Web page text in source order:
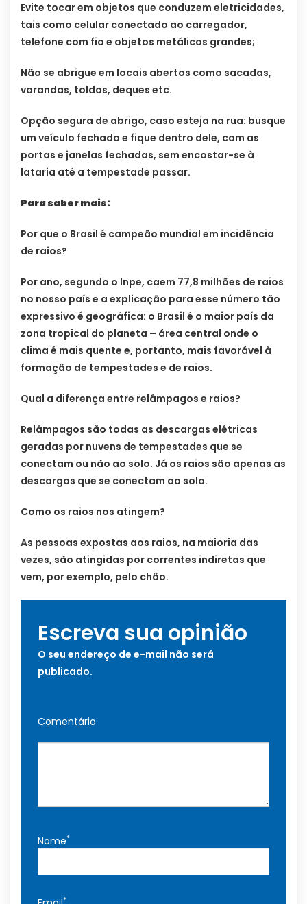
Evite tocar em objetos que conduzem eletricidades,
tais como celular conectado ao carregador,
telefone com fio e objetos metálicos grandes;
Não se abrigue em locais abertos como sacadas,
varandas, toldos, deques etc.
Opção segura de abrigo, caso esteja na rua: busque
um veículo fechado e fique dentro dele, com as
portas e janelas fechadas, sem encostar-se à
lataria até a tempestade passar.
Para saber mais:
Por que o Brasil é campeão mundial em incidência
de raios?
Por ano, segundo o Inpe, caem 77,8 milhões de raios
no nosso país e a explicação para esse número tão
expressivo é geográfica: o Brasil é o maior país da
zona tropical do planeta – área central onde o
clima é mais quente e, portanto, mais favorável à
formação de tempestades e de raios.
Qual a diferença entre relâmpagos e raios?
Relâmpagos são todas as descargas elétricas
geradas por nuvens de tempestades que se
conectam ou não ao solo. Já os raios são apenas as
descargas que se conectam ao solo.
Como os raios nos atingem?
As pessoas expostas aos raios, na maioria das
vezes, são atingidas por correntes indiretas que
vem, por exemplo, pelo chão.
Escreva sua opinião
O seu endereço de e-mail não será
publicado.
Comentário
Nome*
*